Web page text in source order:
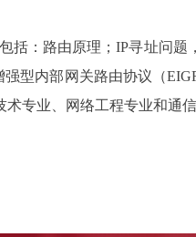
括：路由原理；IP寻址问
型内部网关路由协议（
专业、网络工程专业和通